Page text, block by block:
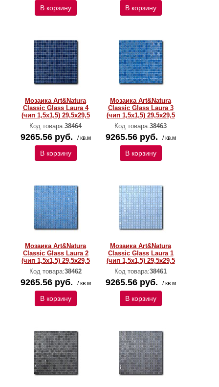
В корзину В корзину
Мозаика Art&Natura
Classic Glass Laura 4
(чип 1,5х1,5) 29,5x29,5
Код товара:38464
9265.56 руб. / кв.м
В корзину
Мозаика Art&Natura
Classic Glass Laura 3
(чип 1,5х1,5) 29,5x29,5
Код товара:38463
9265.56 руб. / кв.м
В корзину
Мозаика Art&Natura
Classic Glass Laura 2
(чип 1,5х1,5) 29,5x29,5
Код товара:38462
9265.56 руб. / кв.м
В корзину
Мозаика Art&Natura
Classic Glass Laura 1
(чип 1,5х1,5) 29,5x29,5
Код товара:38461
9265.56 руб. / кв.м
В корзину